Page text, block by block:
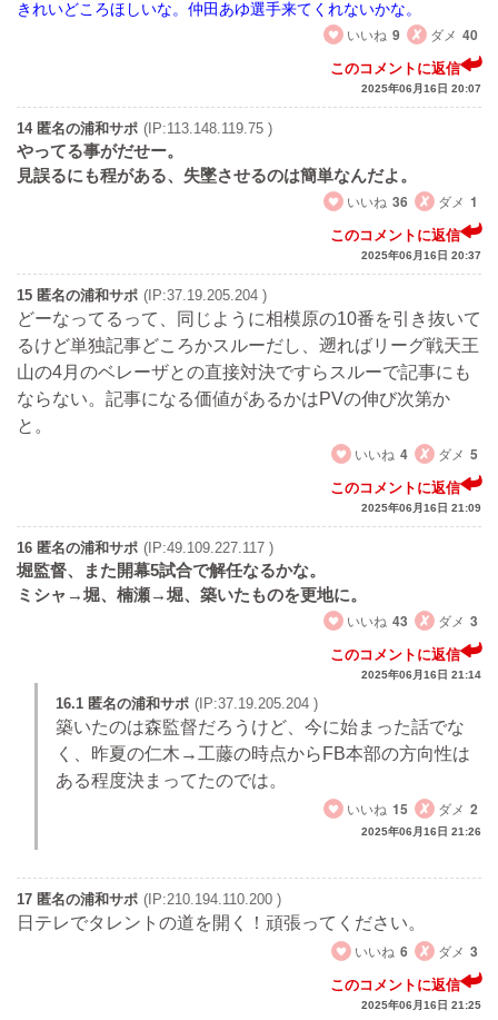
きれいどころほしいな。仲田あゆ選手来てくれないかな。
いいね 9 ダメ 40
このコメントに返信
2025年06月16日 20:07
14 匿名の浦和サポ (IP:113.148.119.75 )
やってる事がだせー。
見誤るにも程がある、失墜させるのは簡単なんだよ。
いいね 36 ダメ 1
このコメントに返信
2025年06月16日 20:37
15 匿名の浦和サポ (IP:37.19.205.204 )
どーなってるって、同じように相模原の10番を引き抜いて
るけど単独記事どころかスルーだし、遡ればリーグ戦天王
山の4月のベレーザとの直接対決ですらスルーで記事にも
ならない。記事になる価値があるかはPVの伸び次第か
と。
いいね 4 ダメ 5
このコメントに返信
2025年06月16日 21:09
16 匿名の浦和サポ (IP:49.109.227.117 )
堀監督、また開幕5試合で解任なるかな。
ミシャ→堀、楠瀬→堀、築いたものを更地に。
いいね 43 ダメ 3
このコメントに返信
2025年06月16日 21:14
16.1 匿名の浦和サポ (IP:37.19.205.204 )
築いたのは森監督だろうけど、今に始まった話でな
く、昨夏の仁木→工藤の時点からFB本部の方向性は
ある程度決まってたのでは。
いいね 15 ダメ 2
2025年06月16日 21:26
17 匿名の浦和サポ (IP:210.194.110.200 )
日テレでタレントの道を開く！頑張ってください。
いいね 6 ダメ 3
このコメントに返信
2025年06月16日 21:25